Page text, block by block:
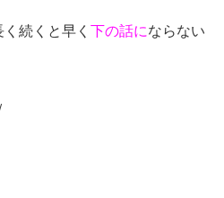
く続くと早く下の話にならない